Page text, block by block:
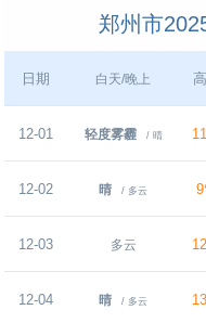
郑州市
日期 白天/晚上
12-01 轻度雾霾 / 晴
12-02 晴 / 多云
12-03 多云
12-04 晴 / 多云